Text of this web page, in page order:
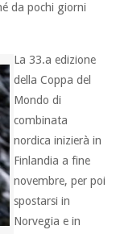
da pochi giorni
La 33.a edizione
della Coppa del
Mondo di
combinata
nordica inizierà in
Finlandia a fine
novembre, per poi
spostarsi in
Norvegia e in